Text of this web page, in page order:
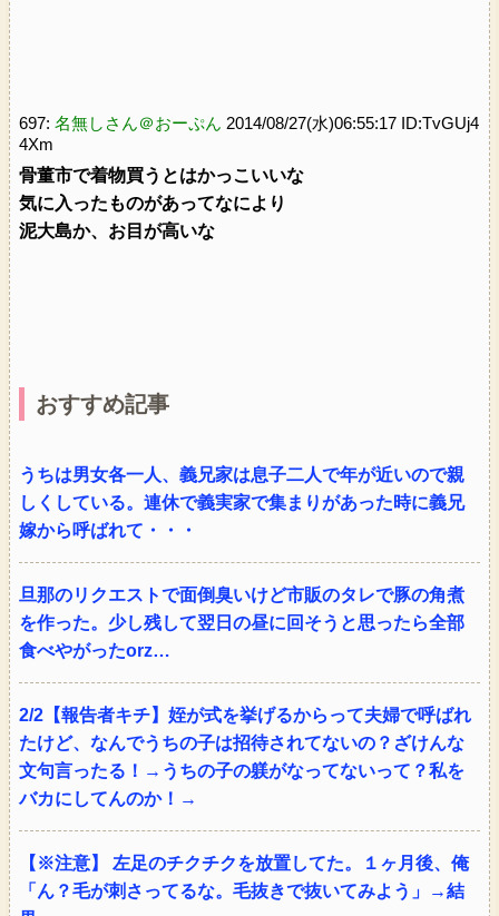
697: 名無しさん＠おーぷん 2014/08/27(水)06:55:17 ID:TvGUj4
4Xm
骨董市で着物買うとはかっこいいな
気に入ったものがあってなにより
泥大島か、お目が高いな
おすすめ記事
うちは男女各一人、義兄家は息子二人で年が近いので親
しくしている。連休で義実家で集まりがあった時に義兄
嫁から呼ばれて・・・
旦那のリクエストで面倒臭いけど市販のタレで豚の角煮
を作った。少し残して翌日の昼に回そうと思ったら全部
食べやがったorz…
2/2【報告者キチ】姪が式を挙げるからって夫婦で呼ばれ
たけど、なんでうちの子は招待されてないの？ざけんな
文句言ったる！→うちの子の躾がなってないって？私を
バカにしてんのか！→
【※注意】 左足のチクチクを放置してた。１ヶ月後、俺
「ん？毛が刺さってるな。毛抜きで抜いてみよう」→結